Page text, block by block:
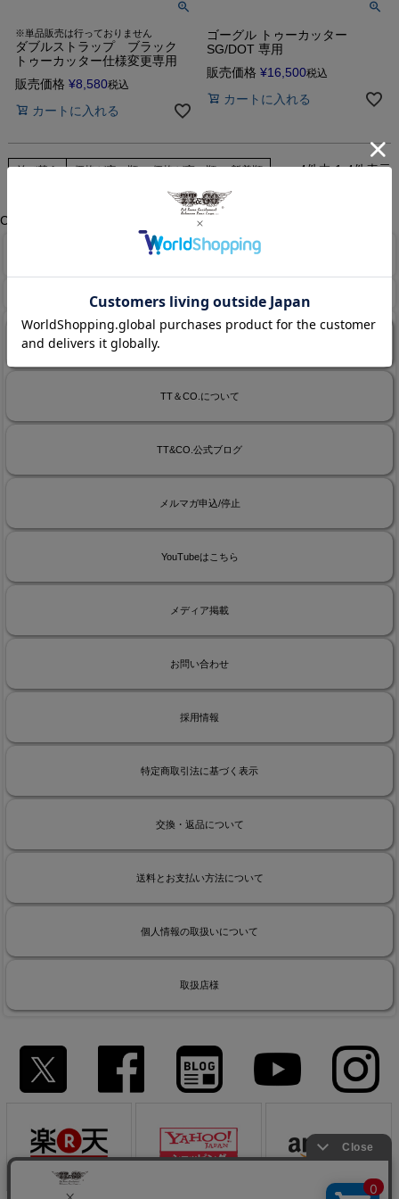
※単品販売は行っておりません
ダブルストラップ ブラック
トゥーカッター仕様変更専用
販売価格 ¥8,580税込
カートに入れる
ゴーグル トゥーカッター
SG/DOT 専用
販売価格 ¥16,500税込
カートに入れる
並び替え 価格が安い順 価格が高い順 新着順 4件中 1-4件表示
Copyright © 2026TT&CO. All rights reserved.
マイページ カート
TT＆CO.BRAND SITE
TT＆CO.について
TT&CO.公式ブログ
メルマガ申込/停止
YouTubeはこちら
メディア掲載
お問い合わせ
採用情報
特定商取引法に基づく表示
交換・返品について
送料とお支払い方法について
個人情報の取扱いについて
取扱店様